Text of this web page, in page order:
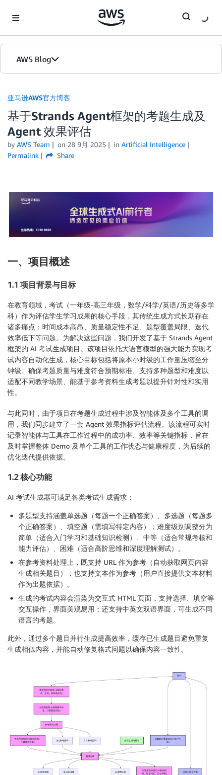
AWS Blog
首页
版本
亚马逊AWS官方博客
基于Strands Agent框架的考题生成及
Agent 效果评估
by AWS Team on 28 9月 2025 in Artificial Intelligence
Permalink
Share
一、项目概述
1.1 项目背景与目标
在教育领域，考试（一年级-高三年级，数学/科学/英语/历史等多学
科）作为评估学生学习成果的核心手段，其传统生成方式长期存在
诸多痛点：时间成本高昂、质量稳定性不足、题型覆盖局限、迭代
效率低下等问题。为解决这些问题，我们开发了基于 Strands Agent
框架的 AI 考试生成项目。该项目依托大语言模型的强大能力实现考
试内容自动化生成，核心目标包括将原本小时级的工作量压缩至分
钟级、确保考题质量与难度符合预期标准、支持多种题型和难度以
适配不同教学场景、能基于参考资料生成考题以提升针对性和实用
性。
与此同时，由于项目在考题生成过程中涉及智能体及多个工具的调
用，我们同步建立了一套 Agent 效果指标评估流程。该流程可实时
记录智能体与工具在工作过程中的成功率、效率等关键指标，旨在
及时掌握整体 Demo 及单个工具的工作状态与健康程度，为后续的
优化迭代提供依据。
1.2 核心功能
AI 考试生成器可满足各类考试生成需求：
多题型支持涵盖单选题（每题一个正确答案）、多选题（每题多
个正确答案）、填空题（需填写特定内容）；难度级别调整分为
简单（适合入门学习和基础知识检测）、中等（适合常规考核和
能力评估）、困难（适合高阶思维和深度理解测试）。
在参考资料处理上，既支持 URL 作为参考（自动获取网页内容
生成相关题目），也支持文本作为参考（用户直接提供文本材料
作为出题依据）。
生成的考试内容会渲染为交互式 HTML 页面，支持选择、填空等
交互操作，界面美观易用；还支持中英文双语界面，可生成不同
语言的考题。
此外，通过多个题目并行生成提高效率，缓存已生成题目避免重复
生成相似内容，并能自动修复格式问题以确保内容一致性。